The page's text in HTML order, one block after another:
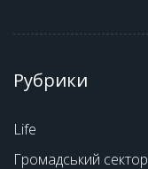
Рубрики
Life
Громадський сектор